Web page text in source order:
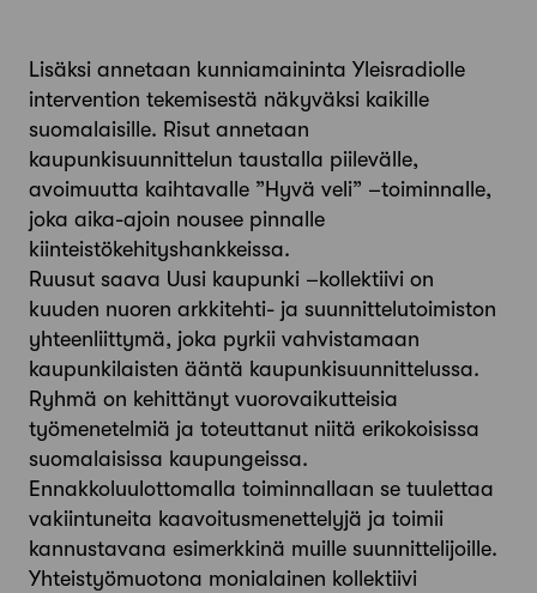
Lisäksi annetaan kunniamaininta Yleisradiolle
intervention tekemisestä näkyväksi kaikille
suomalaisille. Risut annetaan
kaupunkisuunnittelun taustalla piilevälle,
avoimuutta kaihtavalle ”Hyvä veli” –toiminnalle,
joka aika-ajoin nousee pinnalle
kiinteistökehityshankkeissa.
Ruusut saava Uusi kaupunki –kollektiivi on
kuuden nuoren arkkitehti- ja suunnittelutoimiston
yhteenliittymä, joka pyrkii vahvistamaan
kaupunkilaisten ääntä kaupunkisuunnittelussa.
Ryhmä on kehittänyt vuorovaikutteisia
työmenetelmiä ja toteuttanut niitä erikokoisissa
suomalaisissa kaupungeissa.
Ennakkoluulottomalla toiminnallaan se tuulettaa
vakiintuneita kaavoitusmenettelyjä ja toimii
kannustavana esimerkkinä muille suunnittelijoille.
Yhteistyömuotona monialainen kollektiivi